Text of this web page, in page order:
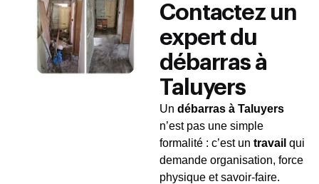
Contactez un
expert du
débarras à
Taluyers
Un débarras à Taluyers
n’est pas une simple
formalité : c’est un travail qui
demande organisation, force
physique et savoir-faire.